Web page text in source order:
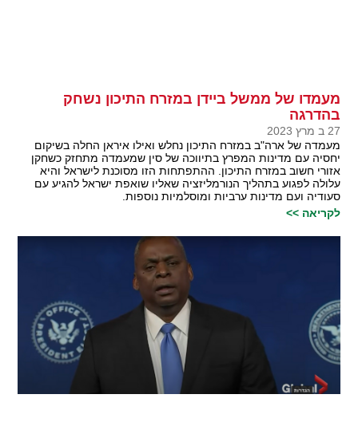
מעמדו של ממשל ביידן במזרח התיכון נשחק
בהדרגה
27 ב מרץ 2023
מעמדה של ארה"ב במזרח התיכון נחלש ואילו איראן החלה בשיקום
יחסיה עם מדינות המפרץ בתיווכה של סין שמעמדה מתחזק כשחקן
אזורי חשוב במזרח התיכון. ההתפתחות הזו מסוכנת לישראל והיא
עלולה לפגוע בתהליך הנורמליזציה שאליו שואפת ישראל להגיע עם
סעודיה ועם מדינות ערביות ומוסלמיות נוספות.
לקריאה >>